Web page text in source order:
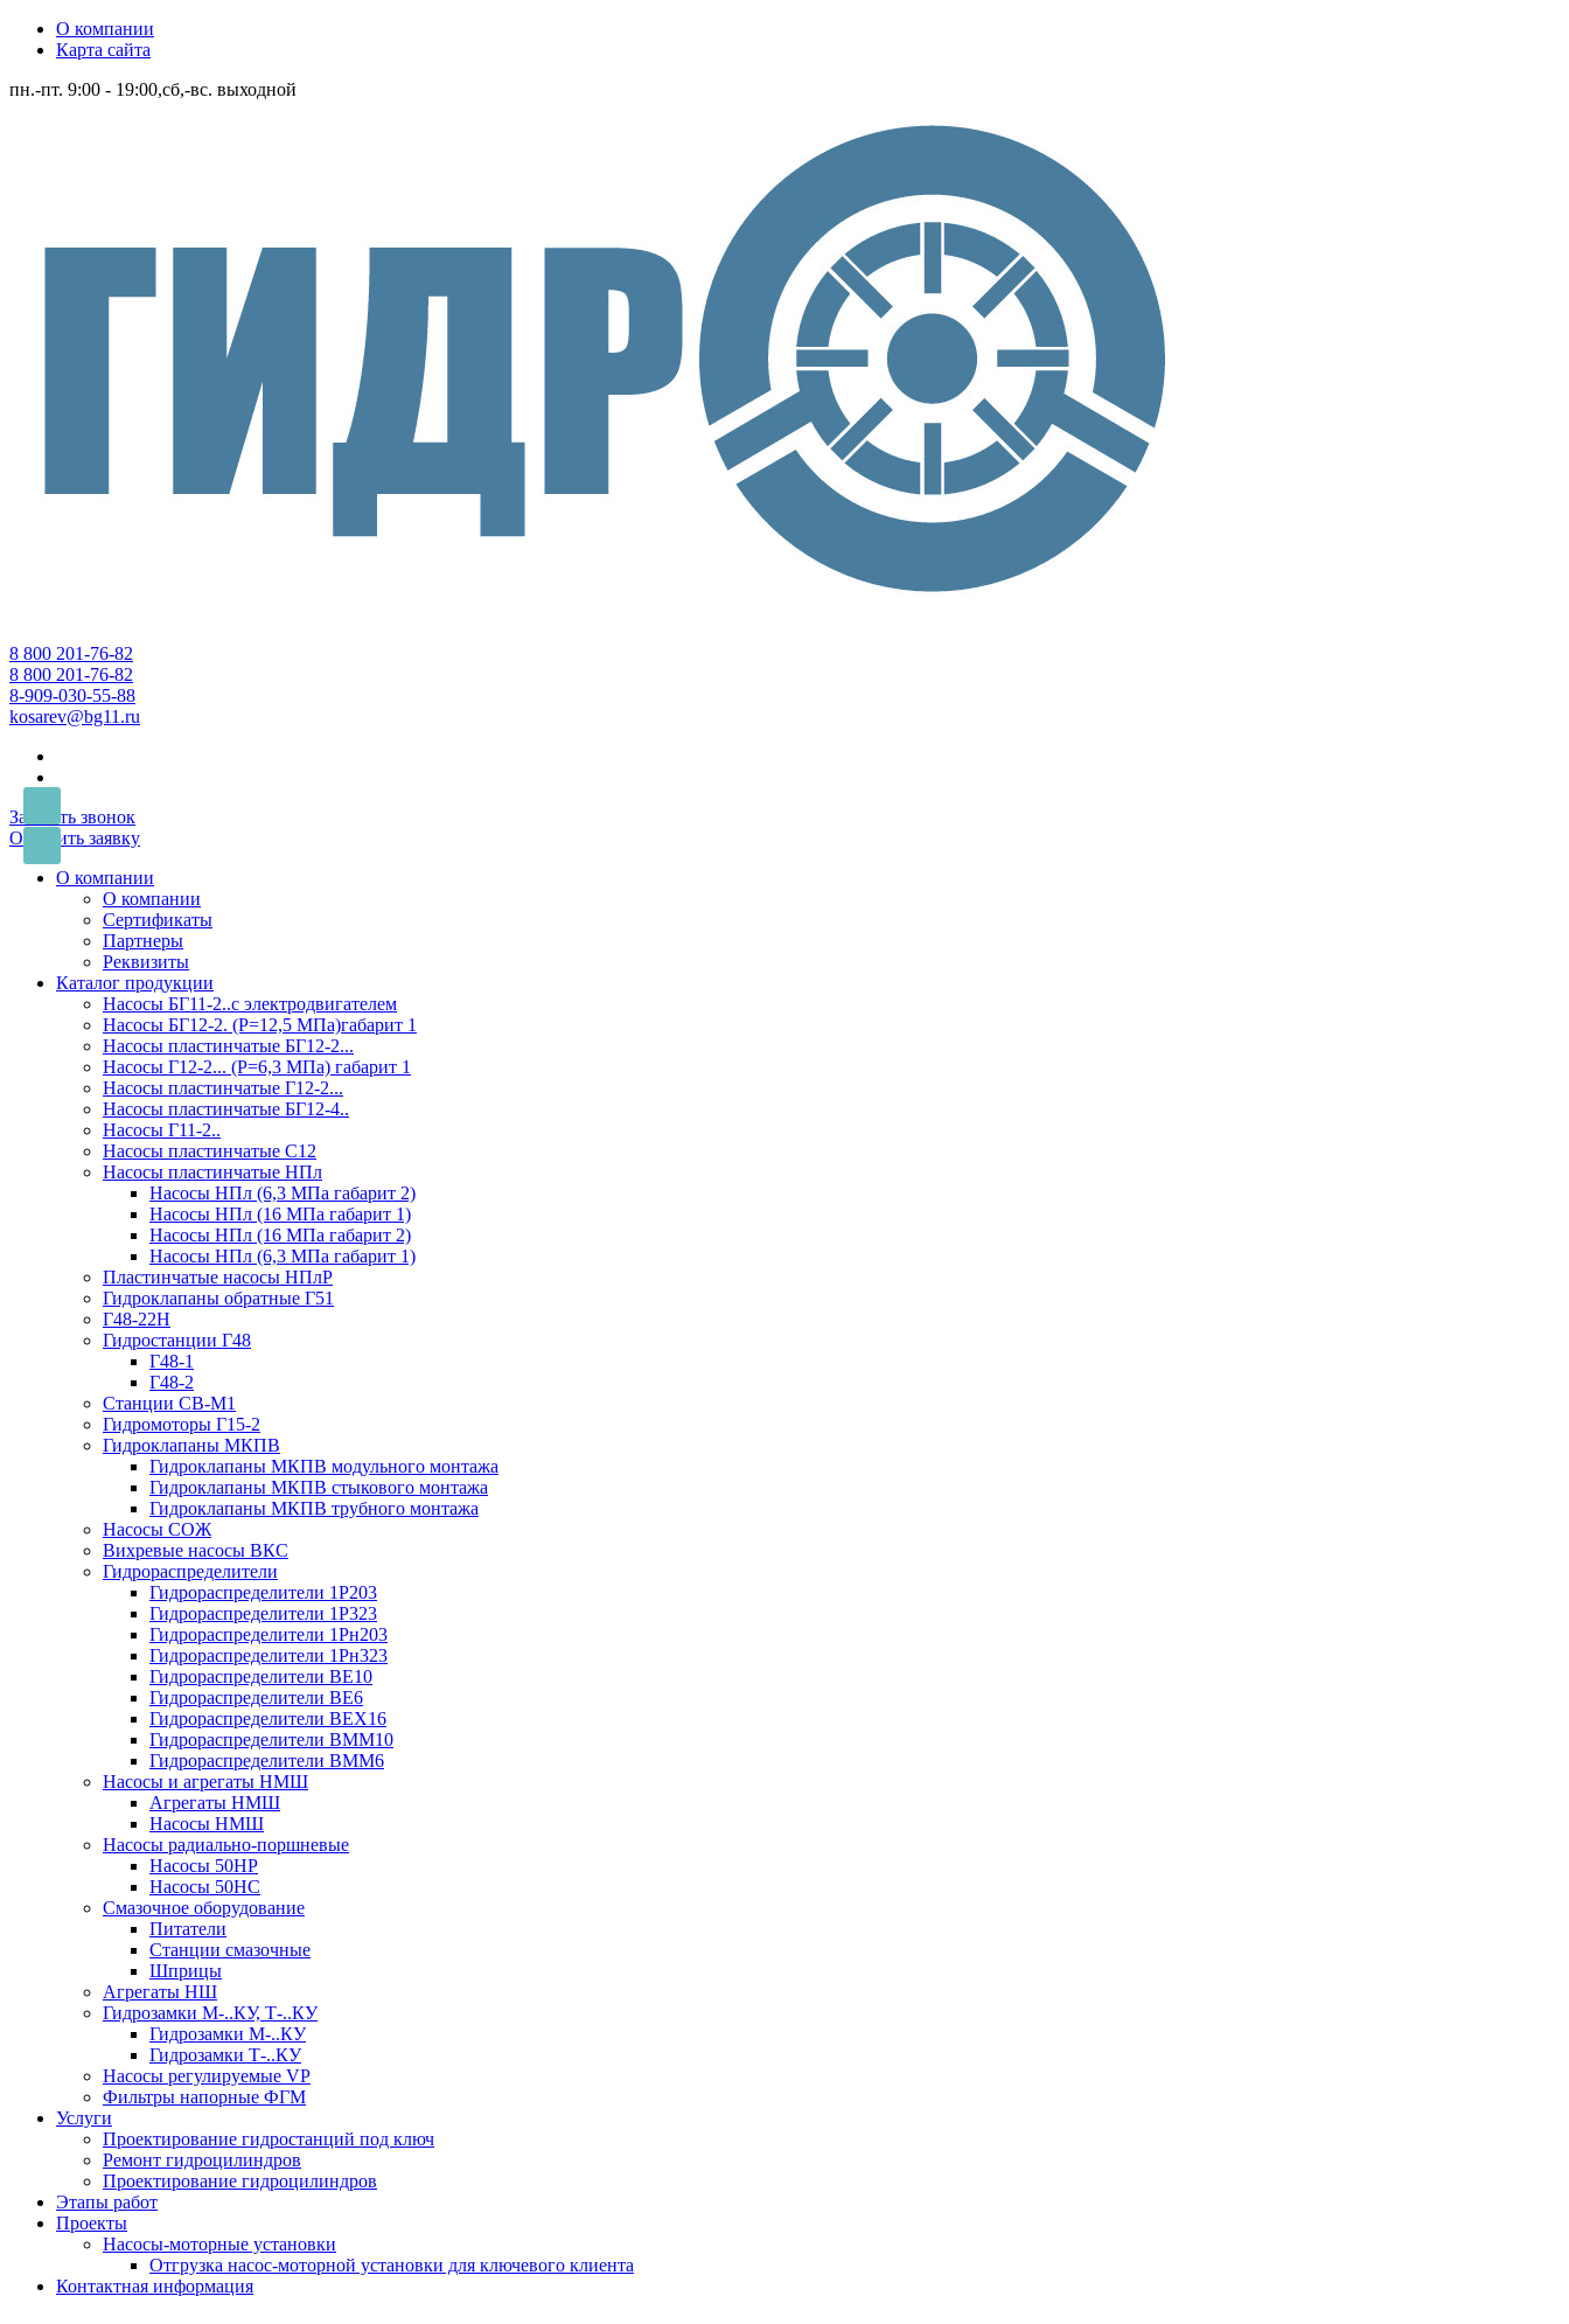
О компании
Карта сайта
пн.-пт. 9:00 - 19:00,сб,-вс. выходной
8 800 201-76-82
8 800 201-76-82
8-909-030-55-88
kosarev@bg11.ru
Заказать звонок
Оставить заявку
О компании
О компании
Сертификаты
Партнеры
Реквизиты
Каталог продукции
Насосы БГ11-2..с электродвигателем
Насосы БГ12-2. (Р=12,5 МПа)габарит 1
Насосы пластинчатые БГ12-2...
Насосы Г12-2... (Р=6,3 МПа) габарит 1
Насосы пластинчатые Г12-2...
Насосы пластинчатые БГ12-4..
Насосы Г11-2..
Насосы пластинчатые С12
Насосы пластинчатые НПл
Насосы НПл (6,3 МПа габарит 2)
Насосы НПл (16 МПа габарит 1)
Насосы НПл (16 МПа габарит 2)
Насосы НПл (6,3 МПа габарит 1)
Пластинчатые насосы НПлР
Гидроклапаны обратные Г51
Г48-22Н
Гидростанции Г48
Г48-1
Г48-2
Станции СВ-М1
Гидромоторы Г15-2
Гидроклапаны МКПВ
Гидроклапаны МКПВ модульного монтажа
Гидроклапаны МКПВ стыкового монтажа
Гидроклапаны МКПВ трубного монтажа
Насосы СОЖ
Вихревые насосы ВКС
Гидрораспределители
Гидрораспределители 1Р203
Гидрораспределители 1Р323
Гидрораспределители 1Рн203
Гидрораспределители 1Рн323
Гидрораспределители ВЕ10
Гидрораспределители ВЕ6
Гидрораспределители ВЕХ16
Гидрораспределители ВММ10
Гидрораспределители ВММ6
Насосы и агрегаты НМШ
Агрегаты НМШ
Насосы НМШ
Насосы радиально-поршневые
Насосы 50НР
Насосы 50НС
Смазочное оборудование
Питатели
Станции смазочные
Шприцы
Агрегаты НШ
Гидрозамки М-..КУ, Т-..КУ
Гидрозамки М-..КУ
Гидрозамки Т-..КУ
Насосы регулируемые VP
Фильтры напорные ФГМ
Услуги
Проектирование гидростанций под ключ
Ремонт гидроцилиндров
Проектирование гидроцилиндров
Этапы работ
Проекты
Насосы-моторные установки
Отгрузка насос-моторной установки для ключевого клиента
Контактная информация